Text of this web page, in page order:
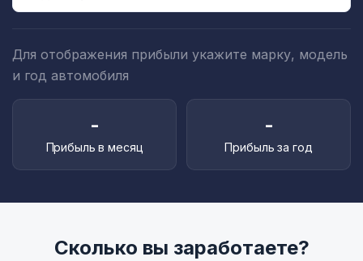
Для отображения прибыли укажите марку, модель
и год автомобиля
-
Прибыль в месяц
-
Прибыль за год
Сколько вы заработаете?